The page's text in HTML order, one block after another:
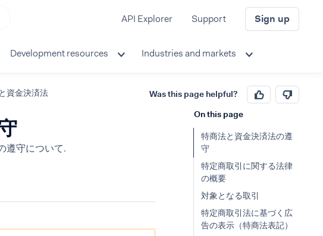
API Explorer Support Sign up
Development resources Industries and markets
資金決済法 Was this page helpful?
遵守について.
On this page
特商法と資金決済法の遵
守
特定商取引に関する法律
の概要
対象となる取引
特定商取引法に基づく広
告の表示（特商法表記）